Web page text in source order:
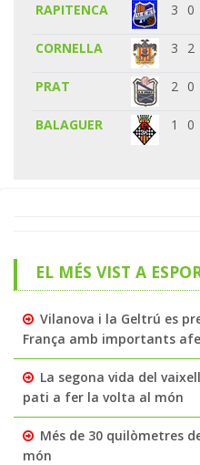
RAPITENCA 3 0
CORNELLA 3 2
PRAT 2 0
BALAGUER 1 0
EL MÉS VIST A
Vilanova i la Geltrú es
França amb importants
La segona vida del
pati a fer la volta al món
Més de 30 quilòmetres
món